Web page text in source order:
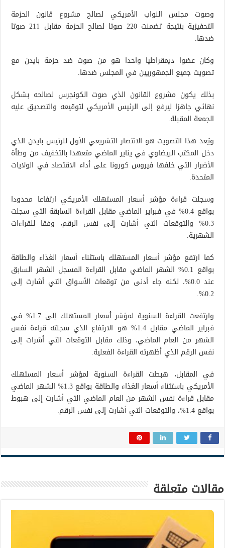
وصوت مجلس النواب الأمريكي لصالح مشروع قانون الحزمة
التحفيزية بنتيجة تضمنت 220 صوتا لصالح الحزمة مقابل 211 صوتا
ضدها.
وكان عضوا ديمقراطيا واحدا هو من صوت ضد حزمة بايدن مع
تصويت جميع الجمهوريين في المجلس ضدها.
بذلك يكون مشروع القانون الذي صوت الكونجرس لصالحه بشكل
نهائي جاهزا ليرفع إلى الرئيس الأمريكي لتوقيعه والتصديق عليه
الجمعة المقبلة.
ويُعد هذا التصويت هو الانتصار التشريعي الأول للرئيس بايدن الذي
دخل المكتب البيضاوي في يناير الماضي متعهدا بالتخفيف من وطأة
الأضرار التي خلفها فيروس كورونا على أداء الاقتصاد في الولايات
المتحدة.
وسجلت قراءة مؤشر أسعار المستهلك الأمريكي ارتفاعا محدودا
بواقع 0.4% في فبراير الماضي مقابل القراءة السابقة التي سجلت
0.3% والتوقعات التي أشارت إلى نفس الرقم، وفقا للقراءات
الشهرية.
كما ارتفع مؤشر أسعار المستهلك باستثناء أسعار الغذاء والطاقة
بواقع 0.1% الشهر الماضي مقابل القراءة المسجل الشهر السابق
عند 0.0%، لكنه جاء أدنى من توقعات الأسواق التي أشارت إلى
0.2%.
وارتفعت القراءة السنوية لمؤشر أسعار المستهلك إلى 1.7% في
فبراير الماضي مقابل 1.4% هو الارتفاع الذي سجلته قراءة نفس
الشهر من العام الماضي، وذلك مقابل التوقعات التي أشرات إلى
نفس الرقم الذي أظهرته القراءة الفعلية.
في المقابل، هبطت القراءة السنوية لمؤشر أسعار المستهلك
الأمريكي باستثناء أسعار الغذاء والطاقة بواقع 1.3% الشهر الماضي
مقابل قراءة نفس الشهر من العام الماضي التي أشارت إلى هبوط
بواقع 1.4%، والتوقعات التي أشارت إلى نفس الرقم.
مقالات متعلقة